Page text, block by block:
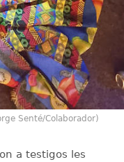
Senté/Colaborador)
a testigos les